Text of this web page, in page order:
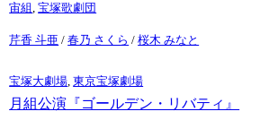
宙組 ,宝塚歌劇団
芹香 斗亜 /春乃 さくら /桜木 みなと
宝塚大劇場,東京宝塚劇場
月組公演『ゴールデン・リバティ』